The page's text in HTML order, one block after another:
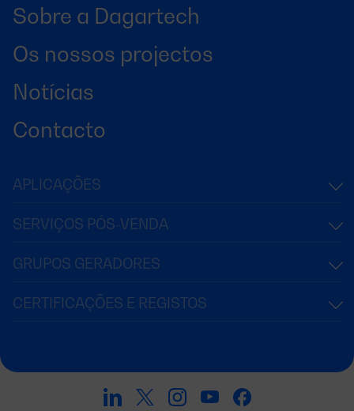
Sobre a Dagartech
Os nossos projectos
Notícias
Contacto
APLICAÇÕES
SERVIÇOS PÓS-VENDA
GRUPOS GERADORES
CERTIFICAÇÕES E REGISTOS